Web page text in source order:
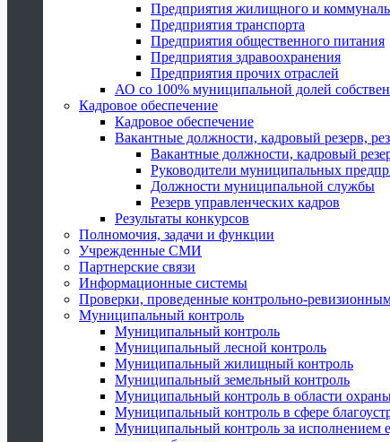
Предприятия жилищного и
Предприятия транспорта
Предприятия общественного питания
Предприятия здравоохранения
Предприятия прочих отраслей
АО со 100% муниципальной долей
Кадровое обеспечение
Кадровое обеспечение
Вакантные должности, кадровый резерв,
Вакантные должности, кадровый
Руководители муниципальных
Должности муниципальной службы
Резерв управленческих кадров
Результаты конкурсов
Полномочия, задачи и функции
Учрежденные СМИ
Партнерские связи
Информационные системы
Проверки, проведенные контрольно-
Муниципальный контроль
Муниципальный контроль
Муниципальный лесной контроль
Муниципальный жилищный контроль
Муниципальный земельный контроль
Муниципальный контроль в области
Муниципальный контроль в сфере
Муниципальный контроль за исполнением